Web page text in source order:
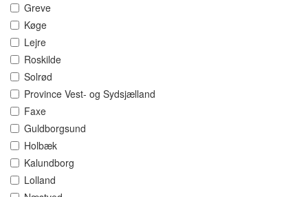
Greve
Køge
Lejre
Roskilde
Solrød
Province Vest- og Sydsjælland
Faxe
Guldborgsund
Holbæk
Kalundborg
Lolland